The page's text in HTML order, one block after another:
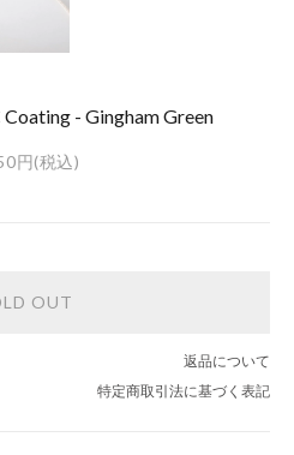
- Gingham Green
円(税込)
OUT
返品について
特定商取引法に基づく表記